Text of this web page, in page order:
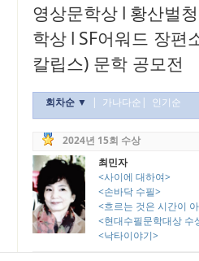
영상문학상 l 황산벌
학상 l SF어워드 장편
칼립스) 문학 공모전
회차순 ▼ | 가나다순 | 인기순
2024년 15회 수상
최민자
<사이에 대하여>
<손바닥 수필>
<흐르는 것은 시간이
<현대수필문학대상 수
<낙타이야기>